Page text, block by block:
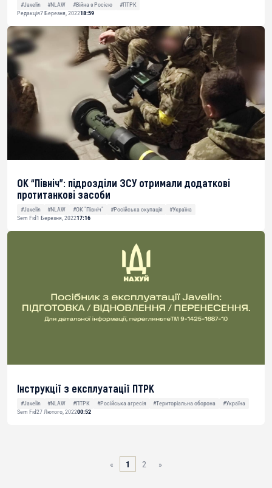
#Javelin #NLAW #Війна з Росією
#ПТРК
Редакція7 Березня, 202218:59
ОК “Північ”: підрозділи ЗСУ отримали додаткові
протитанкові засоби
#Javelin #NLAW #ОК "Північ" #Російська окупація
#Україна
Sem Fid1 Березня, 202217:16
Інструкції з експлуатації ПТРК
#Javelin #NLAW #ПТРК #Російська агресія #Територіальна оборона
#Україна
Sem Fid27 Лютого, 202200:52
« 1 2 »